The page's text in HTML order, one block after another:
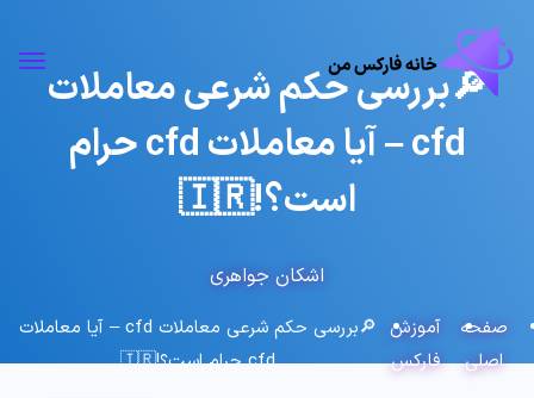
🔎بررسی حکم شرعی معاملات
cfd – آیا معاملات cfd حرام
است؟!🇮🇷
اشکان جواهری
صفحه
اصلی
آموزش
فارکس
🔎بررسی حکم شرعی معاملات cfd – آیا معاملات
cfd حرام است؟!🇮🇷